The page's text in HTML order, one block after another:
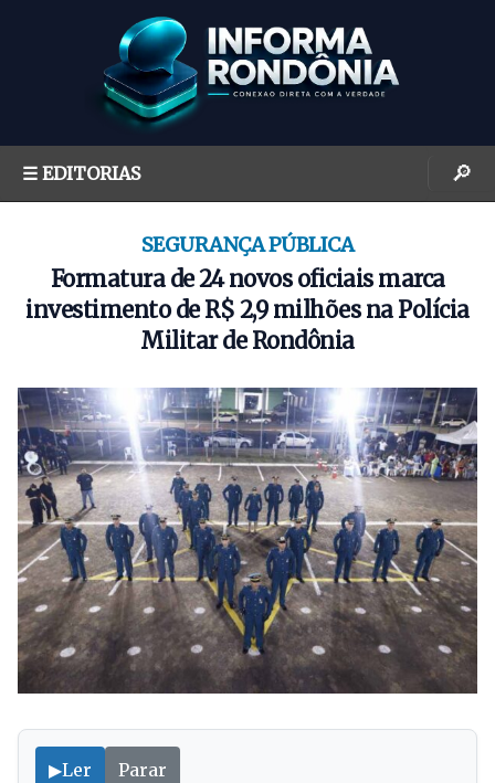
☰ EDITORIAS 🔎
SEGURANÇA PÚBLICA
Formatura de 24 novos oficiais marca
investimento de R$ 2,9 milhões na Polícia
Militar de Rondônia
▶Ler Parar